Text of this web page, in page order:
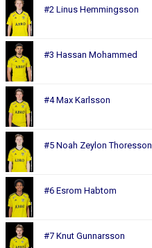
#2 Linus Hemmingsson
#3 Hassan Mohammed
#4 Max Karlsson
#5 Noah Zeylon Thoresson
#6 Esrom Habtom
#7 Knut Gunnarsson